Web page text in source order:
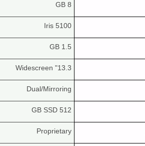
8 GB
Iris 5100
1.5 GB
13.3" Widescreen
Dual/Mirroring
512 GB SSD
Proprietary